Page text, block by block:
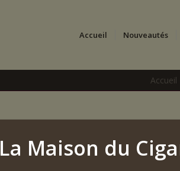
Accueil Nouveautés
Accueil
La Maison du